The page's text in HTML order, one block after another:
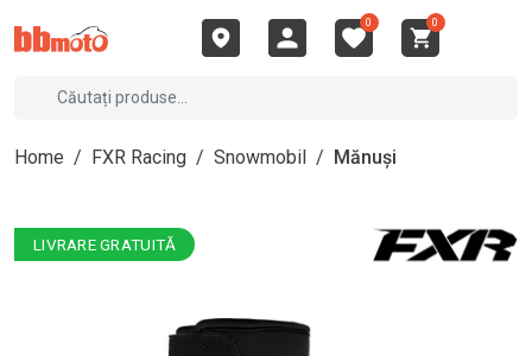
0 0
Home / FXR Racing / Snowmobil / Mănuși
LIVRARE GRATUITĂ